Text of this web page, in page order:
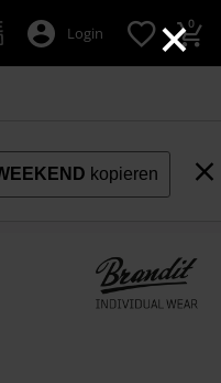
×
Login 0
kopieren